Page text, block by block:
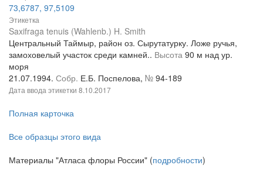
73,6787, 97,5109
Этикетка
Saxifraga tenuis (Wahlenb.) H. Smith
Центральный Таймыр, район оз. Сырутатурку. Ложе ручья,
замоховелый участок среди камней.. Высота 90 м над ур.
моря
21.07.1994. Собр. Е.Б. Поспелова, № 94-189
Дата ввода этикетки 8.10.2017
Полная карточка
Все образцы этого вида
Материалы "Атласа флоры России" (подробности)